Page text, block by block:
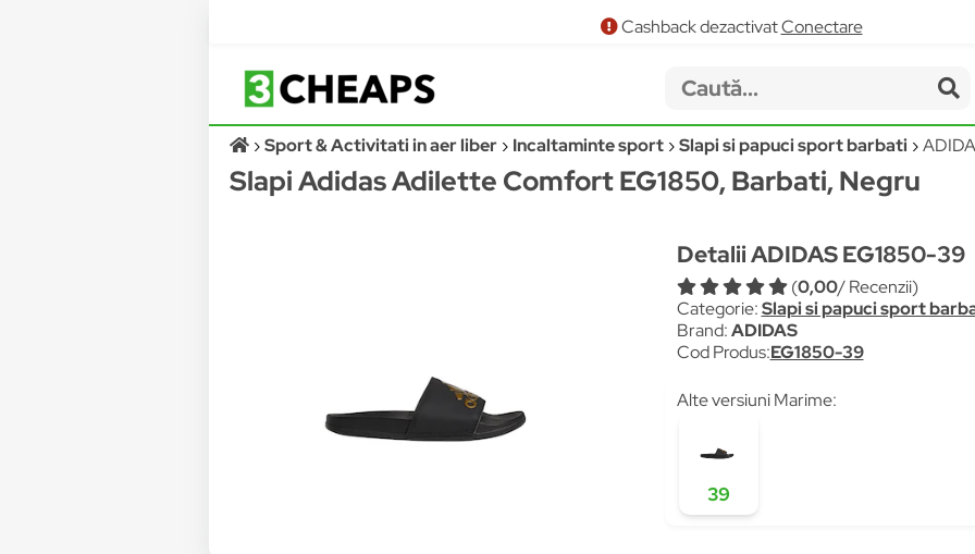
Cashback dezactivatConectare
Sport & Activitati in aer liber Incaltaminte sport Slapi si papuci sport barbati
Slapi Adidas Adilette Comfort EG1850, Barbati, Negru
Detalii ADIDAS EG1850-39
(0,00/ Recenzii)
Categorie:Slapi si papuci sport
Brand:ADIDAS
Cod Produs:EG1850-39
Alte versiuni Marime:
39